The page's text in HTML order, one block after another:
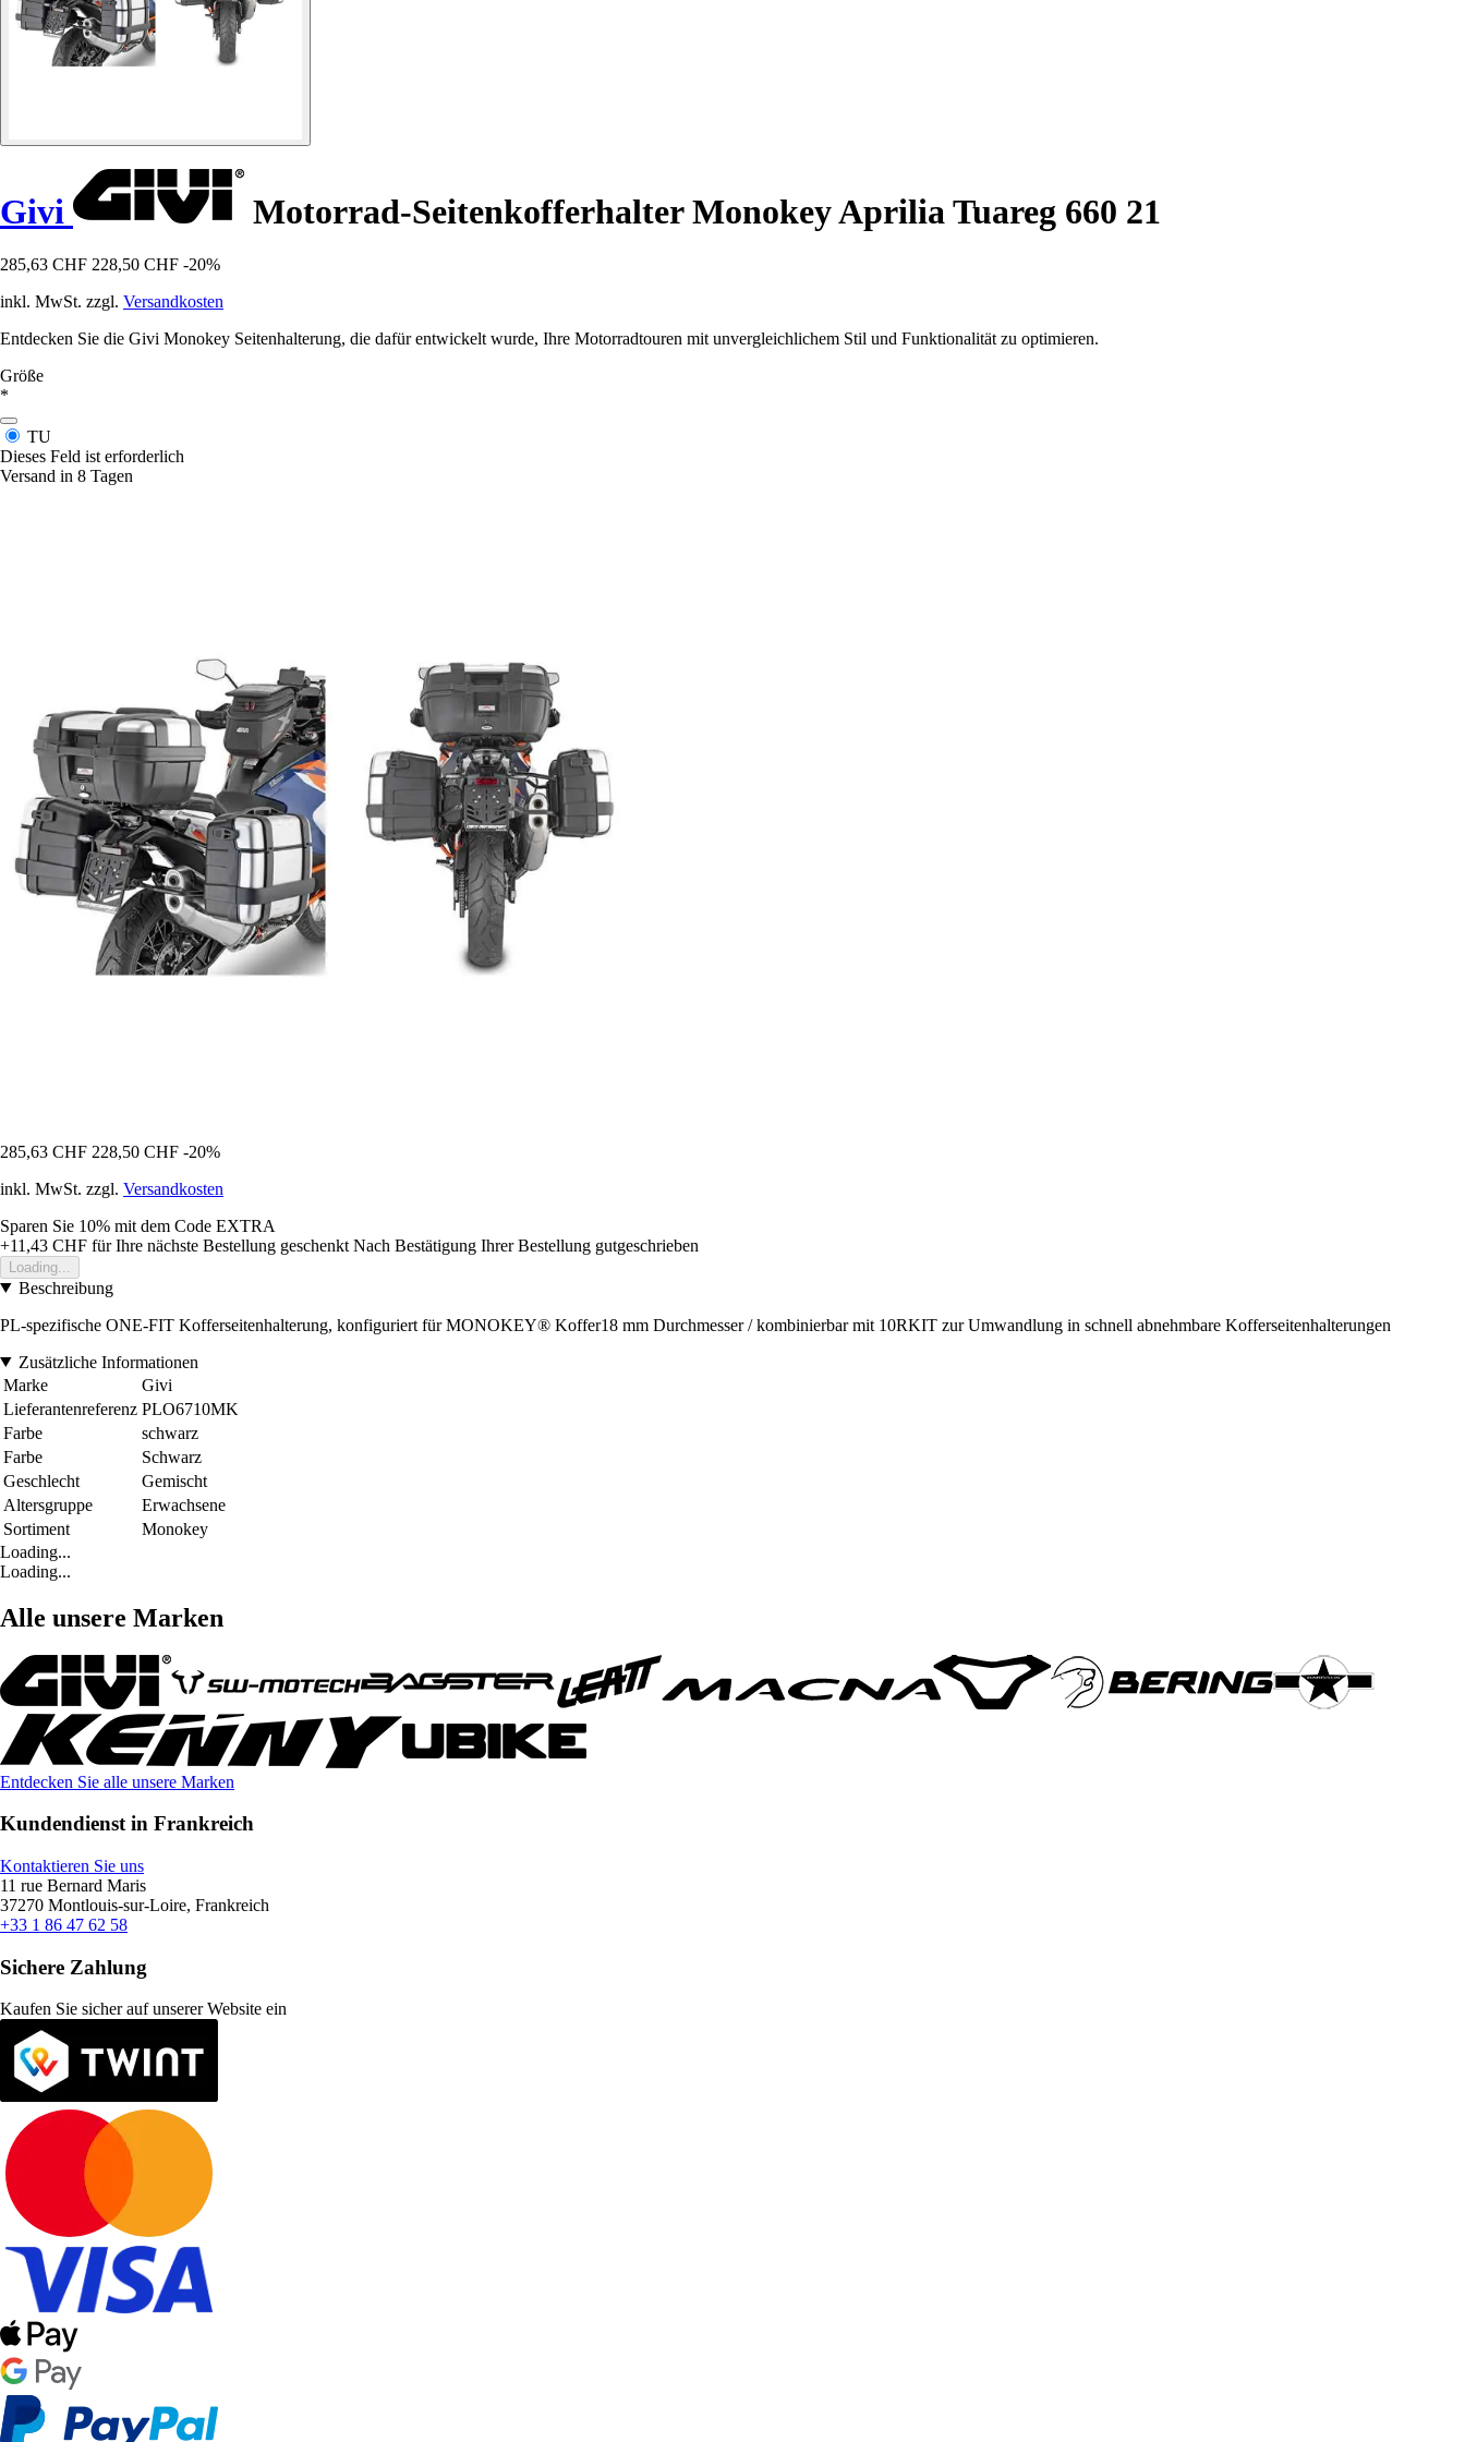
Givi Motorrad-Seitenkofferhalter Monokey Aprilia Tuareg 660 21
285,63 CHF 228,50 CHF -20%
inkl. MwSt. zzgl. Versandkosten
Entdecken Sie die Givi Monokey Seitenhalterung, die dafür entwickelt wurde, Ihre Motorradtouren mit unvergleichlichem Stil und Funktionalität zu optimieren.
Größe
*
TU
Dieses Feld ist erforderlich
Versand in 8 Tagen
285,63 CHF 228,50 CHF -20%
inkl. MwSt. zzgl. Versandkosten
Sparen Sie 10% mit dem Code EXTRA
+11,43 CHF für Ihre nächste Bestellung geschenkt Nach Bestätigung Ihrer Bestellung gutgeschrieben
Loading...
Beschreibung
PL-spezifische ONE-FIT Kofferseitenhalterung, konfiguriert für MONOKEY® Koffer18 mm Durchmesser / kombinierbar mit 10RKIT zur Umwandlung in schnell abnehmbare Kofferseitenhalterungen
Zusätzliche Informationen
Marke
Givi
Lieferantenreferenz PLO6710MK
Farbe
schwarz
Farbe
Schwarz
Geschlecht
Gemischt
Altersgruppe
Erwachsene
Sortiment
Monokey
Loading...
Loading...
Alle unsere Marken
Entdecken Sie alle unsere Marken
Kundendienst in Frankreich
Kontaktieren Sie uns
11 rue Bernard Maris
37270 Montlouis-sur-Loire, Frankreich
+33 1 86 47 62 58
Sichere Zahlung
Kaufen Sie sicher auf unserer Website ein